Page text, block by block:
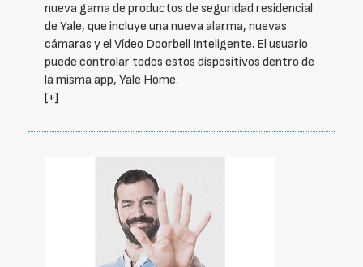
nueva gama de productos de seguridad residencial
de Yale, que incluye una nueva alarma, nuevas
cámaras y el Vídeo Doorbell Inteligente. El usuario
puede controlar todos estos dispositivos dentro de
la misma app, Yale Home.
[+]